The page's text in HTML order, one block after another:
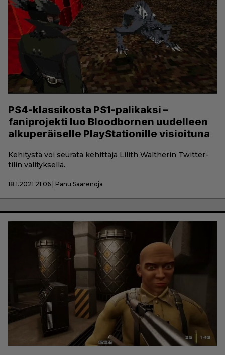
PS4-klassikosta PS1-palikaksi –
faniprojekti luo Bloodbornen uudelleen
alkuperäiselle PlayStationille visioituna
Kehitystä voi seurata kehittäjä Lilith Waltherin Twitter-
tilin välityksellä.
18.1.2021 21:06 | Panu Saarenoja